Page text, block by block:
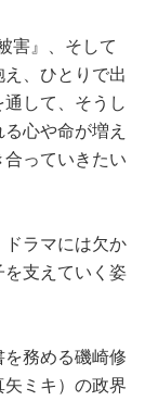
害』、そして
え、ひとりで出
して、そうし
心や命が増え
っていきたい
ラマには欠か
支えていく姿
務める磯崎修
ミキ）の政界